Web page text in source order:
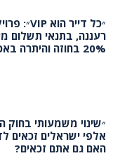
רעננה, בתנאי תשלום
20% בחוזה והיתרה באכלוס!
״שינוי משמעותי בחוק
אלפי ישראלים זכאים
האם גם אתם זכאים?